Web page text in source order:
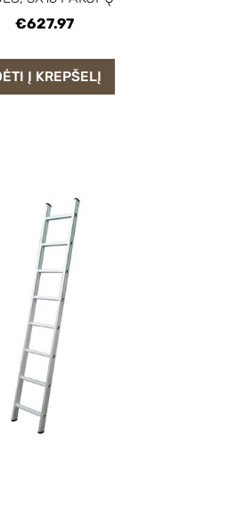
€627.97
Į KREPŠELĮ